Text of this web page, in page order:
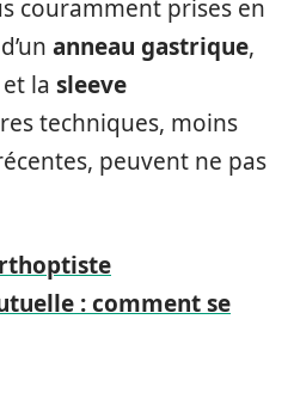
couramment prises en
anneau gastrique,
et la sleeve
techniques, moins
peuvent ne pas
: comment se